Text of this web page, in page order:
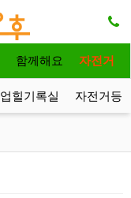
함께해요 자전거
업힐기록실 자전거등